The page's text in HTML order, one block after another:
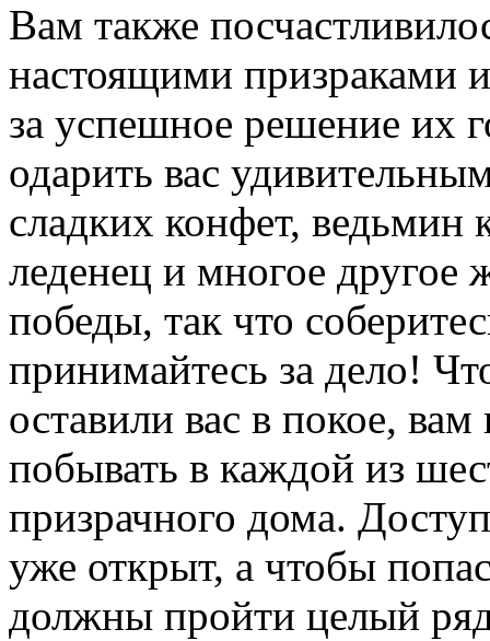
Вам также
настоящими призраками
за успешное решение их
одарить вас
сладких конфет, ведьмин
леденец и многое другое
победы, так что
принимайтесь за дело!
оставили вас в покое,
побывать в каждой из
призрачного дома.
уже открыт, а чтобы
должны пройти целый